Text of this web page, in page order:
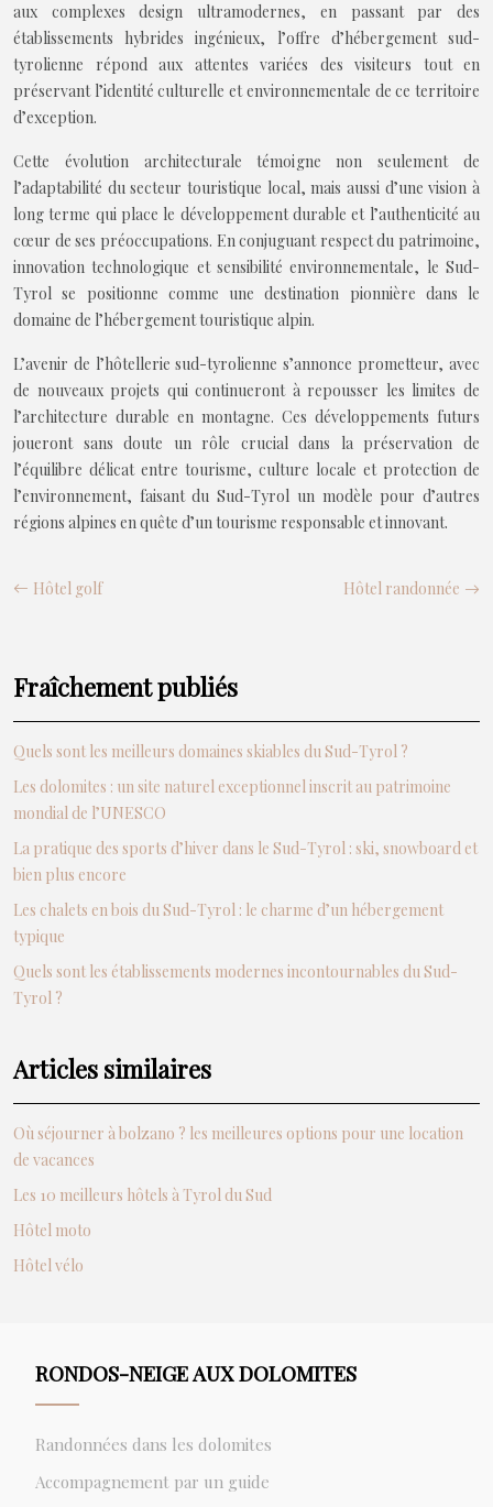
aux complexes design ultramodernes, en passant par des
établissements hybrides ingénieux, l’offre d’hébergement sud-
tyrolienne répond aux attentes variées des visiteurs tout en
préservant l’identité culturelle et environnementale de ce territoire
d’exception.
Cette évolution architecturale témoigne non seulement de
l’adaptabilité du secteur touristique local, mais aussi d’une vision à
long terme qui place le développement durable et l’authenticité au
cœur de ses préoccupations. En conjuguant respect du patrimoine,
innovation technologique et sensibilité environnementale, le Sud-
Tyrol se positionne comme une destination pionnière dans le
domaine de l’hébergement touristique alpin.
L’avenir de l’hôtellerie sud-tyrolienne s’annonce prometteur, avec
de nouveaux projets qui continueront à repousser les limites de
l’architecture durable en montagne. Ces développements futurs
joueront sans doute un rôle crucial dans la préservation de
l’équilibre délicat entre tourisme, culture locale et protection de
l’environnement, faisant du Sud-Tyrol un modèle pour d’autres
régions alpines en quête d’un tourisme responsable et innovant.
Hôtel golf Hôtel randonnée
Fraîchement publiés
Quels sont les meilleurs domaines skiables du Sud-Tyrol ?
Les dolomites : un site naturel exceptionnel inscrit au patrimoine
mondial de l’UNESCO
La pratique des sports d’hiver dans le Sud-Tyrol : ski, snowboard et
bien plus encore
Les chalets en bois du Sud-Tyrol : le charme d’un hébergement
typique
Quels sont les établissements modernes incontournables du Sud-
Tyrol ?
Articles similaires
Où séjourner à bolzano ? les meilleures options pour une location
de vacances
Les 10 meilleurs hôtels à Tyrol du Sud
Hôtel moto
Hôtel vélo
RONDOS-NEIGE AUX DOLOMITES
Randonnées dans les dolomites
Accompagnement par un guide